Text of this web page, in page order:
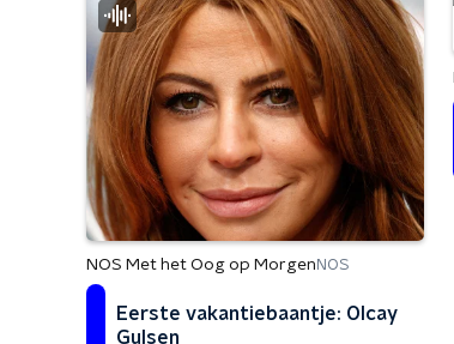
NOS Met het Oog op Morgen NOS
Eerste vakantiebaantje: Olcay
Gulsen